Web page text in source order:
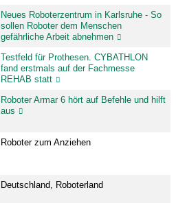
Neues Roboterzentrum in Karlsruhe - So
sollen Roboter dem Menschen
gefährliche Arbeit abnehmen
Testfeld für Prothesen. CYBATHLON
fand erstmals auf der Fachmesse
REHAB statt
Roboter Armar 6 hört auf Befehle und hilft
aus
Roboter zum Anziehen
Deutschland, Roboterland